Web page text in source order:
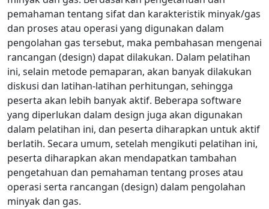
pemahaman tentang sifat dan karakteristik minyak/gas
dan proses atau operasi yang digunakan dalam
pengolahan gas tersebut, maka pembahasan mengenai
rancangan (design) dapat dilakukan. Dalam pelatihan
ini, selain metode pemaparan, akan banyak dilakukan
diskusi dan latihan-latihan perhitungan, sehingga
peserta akan lebih banyak aktif. Beberapa software
yang diperlukan dalam design juga akan digunakan
dalam pelatihan ini, dan peserta diharapkan untuk aktif
berlatih. Secara umum, setelah mengikuti pelatihan ini,
peserta diharapkan akan mendapatkan tambahan
pengetahuan dan pemahaman tentang proses atau
operasi serta rancangan (design) dalam pengolahan
minyak dan gas.